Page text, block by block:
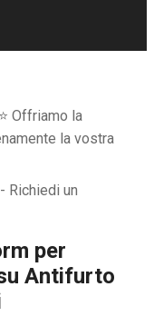
Offriamo la
la vostra
per
Antifurto